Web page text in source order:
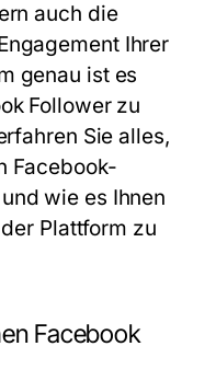
auch die
Ihrer
genau ist es
Follower zu
Sie alles,
Facebook-
wie es Ihnen
Plattform zu
Facebook